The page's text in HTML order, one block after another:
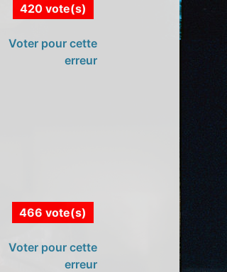
420 vote(s)
Voter pour cette
erreur
466 vote(s)
Voter pour cette
erreur